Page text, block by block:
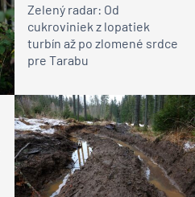
Zelený radar: Od
cukroviniek z lopatiek
turbín až po zlomené srdce
pre Tarabu